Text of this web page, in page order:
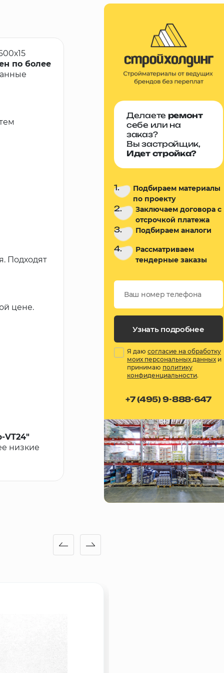
по более
Подходят
цене.
VT24"
низкие
Делаете ремонт
себе или на
заказ?
Вы застройщик,
Идет стройка?
1.
Подбираем материалы
по проекту
2.
Заключаем договора с
отсрочкой платежа
3. Подбираем аналоги
4.
Рассматриваем
тендерные заказы
Узнать подробнее
Я даю согласие на обработку
моих персональных данных и
принимаю политику
конфиденциальности.
+7 (495) 9-888-647